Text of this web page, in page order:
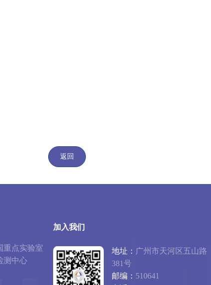
返回
重点实验室
测中心
加入我们
地址： 广州市天河区五山路
381号
邮编： 510641